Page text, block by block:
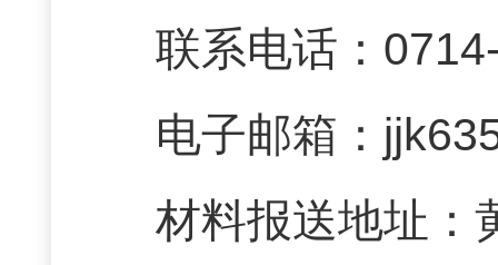
联系电话：
电子邮箱：
材料报送地址：